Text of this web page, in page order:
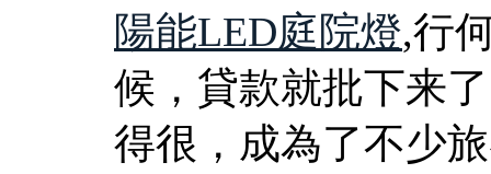
陽能LED庭院燈,行
候，貸款就批下来
得很，成為了不少